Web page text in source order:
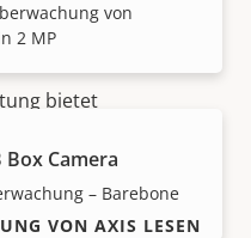
von
2 MP
Box Camera
– Barebone
Gefühl
bietet
VON AXIS LESEN